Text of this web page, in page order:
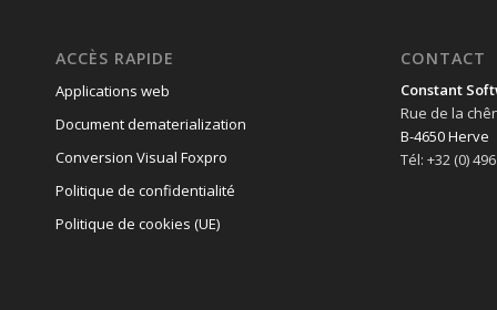
ACCÈS RAPIDE
Applications web
Document dematerialization
Conversion Visual Foxpro
Politique de confidentialité
Politique de cookies (UE)
CONTACT
Constant
Rue de la
B-4650 Herve
Tél: +32 (0)